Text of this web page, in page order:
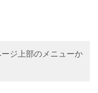
ージ上部のメニューか